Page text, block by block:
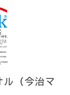
（今治マ